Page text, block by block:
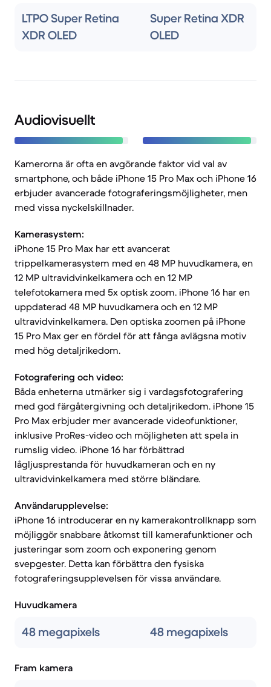
LTPO Super Retina
XDR OLED
Super Retina XDR
OLED
Audiovisuellt
Kamerorna är ofta en avgörande faktor vid val av
smartphone, och både iPhone 15 Pro Max och iPhone 16
erbjuder avancerade fotograferingsmöjligheter, men
med vissa nyckelskillnader.
Kamerasystem:
iPhone 15 Pro Max har ett avancerat
trippelkamerasystem med en 48 MP huvudkamera, en
12 MP ultravidvinkelkamera och en 12 MP
telefotokamera med 5x optisk zoom. iPhone 16 har en
uppdaterad 48 MP huvudkamera och en 12 MP
ultravidvinkelkamera. Den optiska zoomen på iPhone
15 Pro Max ger en fördel för att fånga avlägsna motiv
med hög detaljrikedom.
Fotografering och video:
Båda enheterna utmärker sig i vardagsfotografering
med god färgåtergivning och detaljrikedom. iPhone 15
Pro Max erbjuder mer avancerade videofunktioner,
inklusive ProRes-video och möjligheten att spela in
rumslig video. iPhone 16 har förbättrad
lågljusprestanda för huvudkameran och en ny
ultravidvinkelkamera med större bländare.
Användarupplevelse:
iPhone 16 introducerar en ny kamerakontrollknapp som
möjliggör snabbare åtkomst till kamerafunktioner och
justeringar som zoom och exponering genom
svepgester. Detta kan förbättra den fysiska
fotograferingsupplevelsen för vissa användare.
Huvudkamera
48 megapixels 48 megapixels
Fram kamera